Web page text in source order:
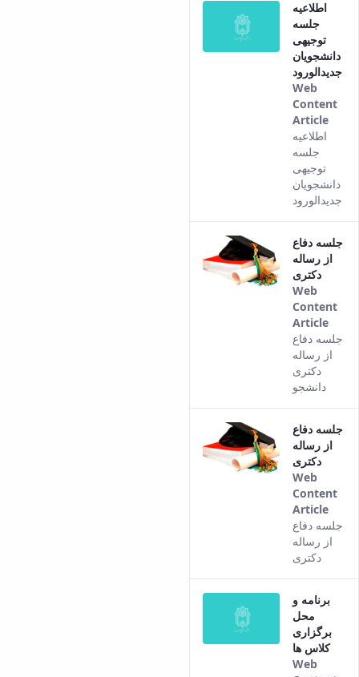
اطلاعیه
جلسه
توجیهی
دانشجویان
جدیدالورود
Web
Content
Article
from
of
اطلاعیه
جلسه
توجیهی
دانشجویان
جدیدالورود
جلسه دفاع
از رساله
دکتری
Web
Content
Article
This
of
جلسه دفاع
از رساله
دکتری
دانشجو
جلسه دفاع
از رساله
دکتری
Web
Content
Article
This
جلسه دفاع
از رساله
دکتری
برنامه و
محل
برگزاری
کلاس ها
Web